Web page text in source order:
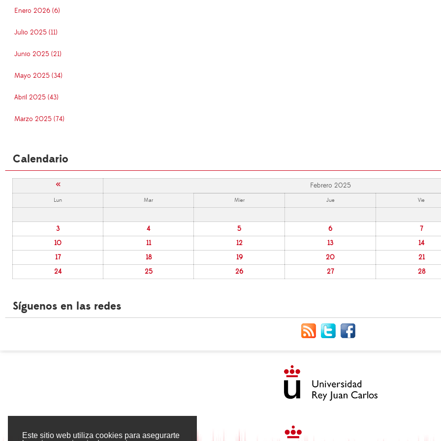
Este sitio web utiliza cookies para asegurarte
Enero 2026 (6)
Julio 2025 (11)
Junio 2025 (21)
Mayo 2025 (34)
Abril 2025 (43)
Marzo 2025 (74)
Calendario
« Febrero 2025
Lun Mar Mier Jue Vie
3
4 5 6 7
10
11 12 13 14
17
18 19 20 21
24
25 26 27 28
Síguenos en las redes